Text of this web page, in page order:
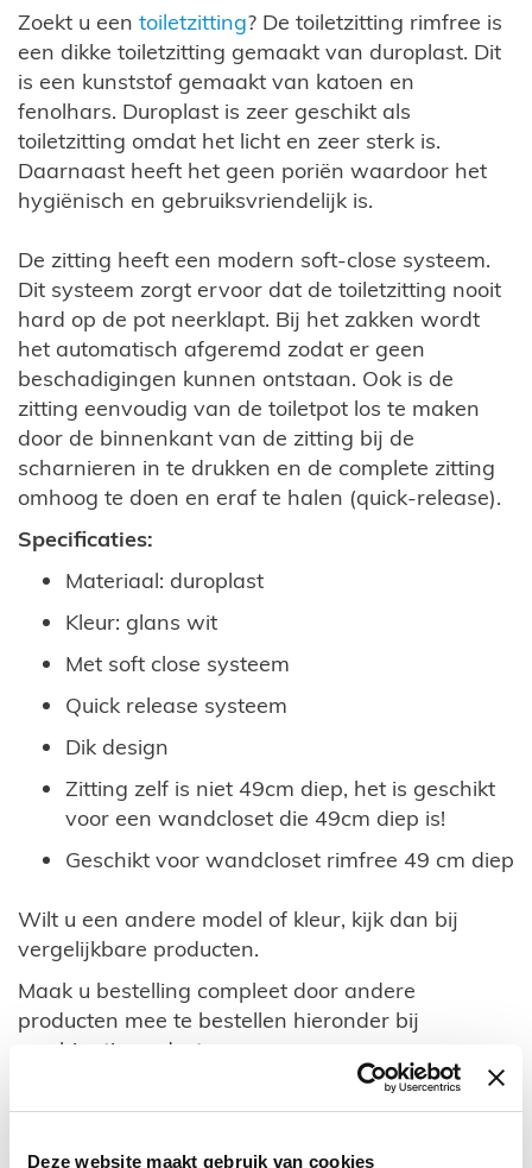
Deze website maakt gebruik van cookies
Zoekt u een toiletzitting? De toiletzitting rimfree is
een dikke toiletzitting gemaakt van duroplast. Dit
is een kunststof gemaakt van katoen en
fenolhars. Duroplast is zeer geschikt als
toiletzitting omdat het licht en zeer sterk is.
Daarnaast heeft het geen poriën waardoor het
hygiënisch en gebruiksvriendelijk is.
De zitting heeft een modern soft-close systeem.
Dit systeem zorgt ervoor dat de toiletzitting nooit
hard op de pot neerklapt. Bij het zakken wordt
het automatisch afgeremd zodat er geen
beschadigingen kunnen ontstaan. Ook is de
zitting eenvoudig van de toiletpot los te maken
door de binnenkant van de zitting bij de
scharnieren in te drukken en de complete zitting
omhoog te doen en eraf te halen (quick-release).
Specificaties:
Materiaal: duroplast
Kleur: glans wit
Met soft close systeem
Quick release systeem
Dik design
Zitting zelf is niet 49cm diep, het is geschikt
voor een wandcloset die 49cm diep is!
Geschikt voor wandcloset rimfree 49 cm diep
Wilt u een andere model of kleur, kijk dan bij
vergelijkbare producten.
Maak u bestelling compleet door andere
producten mee te bestellen hieronder bij
combinatieproducten.
TECHNISCHE INFORMATIE